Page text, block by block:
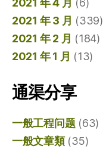
2021 年 4 月 (6)
2021 年 3 月 (339)
2021 年 2 月 (184)
2021 年 1 月 (13)
通渠分享
一般工程问题(63)
一般文章類(35)